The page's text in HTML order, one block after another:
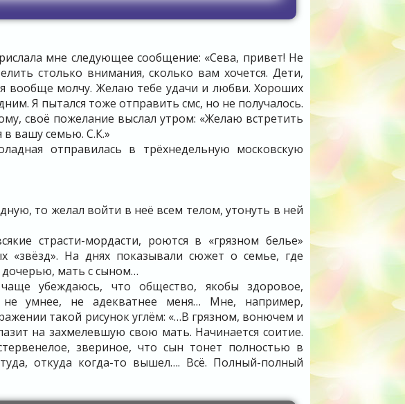
мне следующее сообщение: «Сева, привет! Не
столько внимания, сколько вам хочется. Дети,
вообще молчу. Желаю тебе удачи и любви. Хороших
Я пытался тоже отправить смс, но не получалось.
своё пожелание выслал утром: «Желаю встретить
в вашу семью. С.К.»
отправилась в трёхнедельную московскую
то желал войти в неё всем телом, утонуть в ней
страсти-мордасти, роются в «грязном белье»
«звёзд». На днях показывали сюжет о семье, где
дочерью, мать с сыном…
убеждаюсь, что общество, якобы здоровое,
умнее, не адекватнее меня… Мне, например,
такой рисунок углём: «…В грязном, вонючем и
на захмелевшую свою мать. Начинается соитие.
звериное, что сын тонет полностью в
откуда когда-то вышел…. Всё. Полный-полный